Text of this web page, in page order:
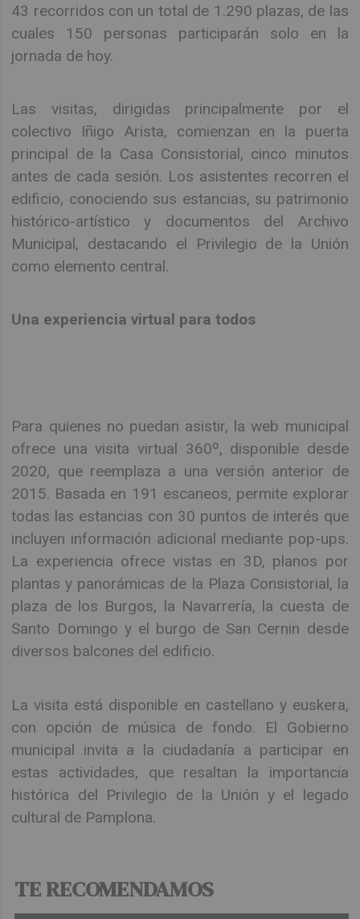
43 recorridos con un total de 1.290 plazas, de las
cuales 150 personas participarán solo en la
jornada de hoy.
Las visitas, dirigidas principalmente por el
colectivo Iñigo Arista, comienzan en la puerta
principal de la Casa Consistorial, cinco minutos
antes de cada sesión. Los asistentes recorren el
edificio, conociendo sus estancias, su patrimonio
histórico-artístico y documentos del Archivo
Municipal, destacando el Privilegio de la Unión
como elemento central.
Una experiencia virtual para todos
Para quienes no puedan asistir, la web municipal
ofrece una visita virtual 360º, disponible desde
2020, que reemplaza a una versión anterior de
2015. Basada en 191 escaneos, permite explorar
todas las estancias con 30 puntos de interés que
incluyen información adicional mediante pop-ups.
La experiencia ofrece vistas en 3D, planos por
plantas y panorámicas de la Plaza Consistorial, la
plaza de los Burgos, la Navarrería, la cuesta de
Santo Domingo y el burgo de San Cernin desde
diversos balcones del edificio.
La visita está disponible en castellano y euskera,
con opción de música de fondo. El Gobierno
municipal invita a la ciudadanía a participar en
estas actividades, que resaltan la importancia
histórica del Privilegio de la Unión y el legado
cultural de Pamplona.
TE RECOMENDAMOS